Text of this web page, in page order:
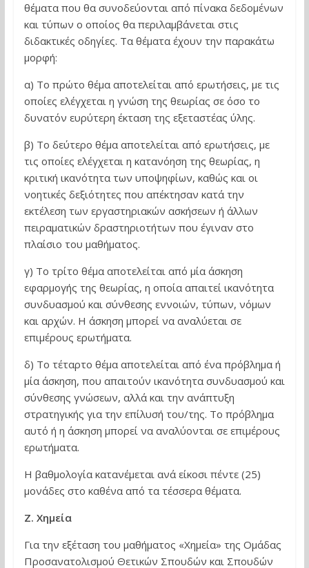
θέματα που θα συνοδεύονται από πίνακα δεδομένων
και τύπων ο οποίος θα περιλαμβάνεται στις
διδακτικές οδηγίες. Τα θέματα έχουν την παρακάτω
μορφή:
α) Το πρώτο θέμα αποτελείται από ερωτήσεις, με τις
οποίες ελέγχεται η γνώση της θεωρίας σε όσο το
δυνατόν ευρύτερη έκταση της εξεταστέας ύλης.
β) Το δεύτερο θέμα αποτελείται από ερωτήσεις, με
τις οποίες ελέγχεται η κατανόηση της θεωρίας, η
κριτική ικανότητα των υποψηφίων, καθώς και οι
νοητικές δεξιότητες που απέκτησαν κατά την
εκτέλεση των εργαστηριακών ασκήσεων ή άλλων
πειραματικών δραστηριοτήτων που έγιναν στο
πλαίσιο του μαθήματος.
γ) Το τρίτο θέμα αποτελείται από μία άσκηση
εφαρμογής της θεωρίας, η οποία απαιτεί ικανότητα
συνδυασμού και σύνθεσης εννοιών, τύπων, νόμων
και αρχών. Η άσκηση μπορεί να αναλύεται σε
επιμέρους ερωτήματα.
δ) Το τέταρτο θέμα αποτελείται από ένα πρόβλημα ή
μία άσκηση, που απαιτούν ικανότητα συνδυασμού και
σύνθεσης γνώσεων, αλλά και την ανάπτυξη
στρατηγικής για την επίλυσή του/της. Το πρόβλημα
αυτό ή η άσκηση μπορεί να αναλύονται σε επιμέρους
ερωτήματα.
Η βαθμολογία κατανέμεται ανά είκοσι πέντε (25)
μονάδες στο καθένα από τα τέσσερα θέματα.
Ζ. Χημεία
Για την εξέταση του μαθήματος «Χημεία» της Ομάδας
Προσανατολισμού Θετικών Σπουδών και Σπουδών